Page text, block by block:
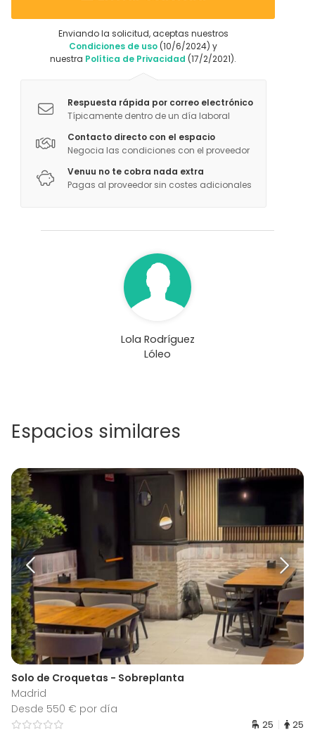
Enviando la solicitud, aceptas nuestros
Condiciones de uso (10/6/2024) y
nuestra Política de Privacidad (17/2/2021).
Respuesta rápida por correo electrónico
Típicamente dentro de un día laboral
Contacto directo con el espacio
Negocia las condiciones con el proveedor
Venuu no te cobra nada extra
Pagas al proveedor sin costes adicionales
Lola Rodríguez
Lóleo
Espacios similares
Solo de Croquetas - Sobreplanta
Madrid
Desde 550 € por día
25 25